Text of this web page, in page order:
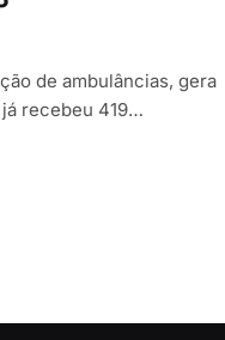
de ambulâncias, gera
recebeu 419…